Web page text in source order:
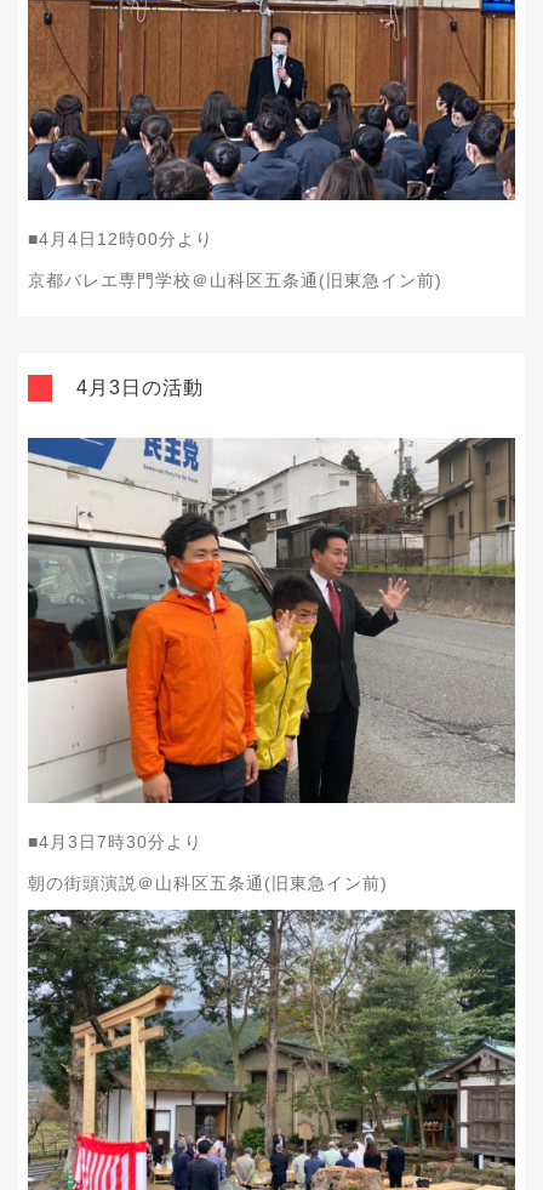
■4 月4日12時00分より
京都バレエ専門学校＠山科区五条通(旧東急イン前)
4月3日の活動
■4 月3 日7時30分より
朝の街頭演説＠山科区五条通(旧東急イン前)